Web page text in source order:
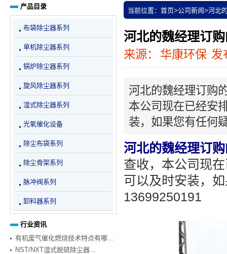
当前位置： 首页>公司新闻>河北
河北的魏经理订
来源： 华康环保 发
河北的魏经理订购
本公司现在已经安
装，如果您有任何
河北的魏经理订
查收，本公司现
可以及时安装，
13699250191
产品目录
布袋除尘器系列
单机除尘器系列
锅炉除尘器系列
旋风除尘器系列
湿式除尘器系列
光氧催化设备
除尘布袋系列
除尘骨架系列
脉冲阀系列
卸料器系列
行业资讯
有机废气催化燃烧技术特点有哪...
NST/NXT湿式脱硫除尘器...